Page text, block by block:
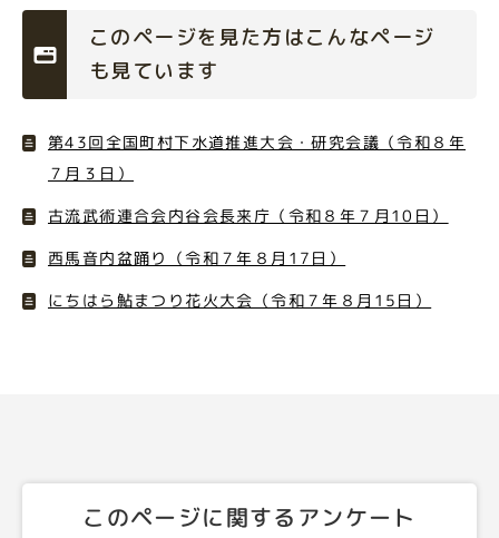
このページを見た方はこんなページ
も見ています
第43回全国町村下水道推進大会・研究会議（令和８年
７月３日）
古流武術連合会内谷会長来庁（令和８年７月10日）
西馬音内盆踊り（令和７年８月17日）
にちはら鮎まつり花火大会（令和７年８月15日）
このページに関するアンケート